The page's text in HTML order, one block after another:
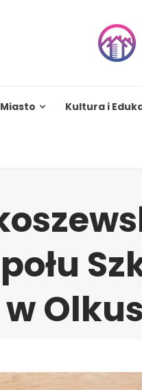
Miasto Kultura i